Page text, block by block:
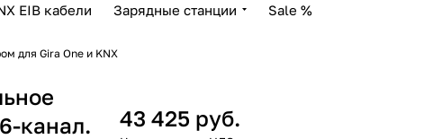
EIB кабели Зарядные станции Sale %
для Gira One и KNX
канал.
43 425 руб.